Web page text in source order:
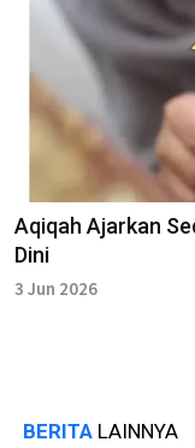
Aqiqah Ajarkan
Dini
3 Jun 2026
BERITA LAINNYA